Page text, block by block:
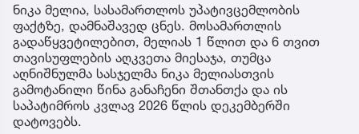
ნიკა მელია, სასამართლოს უპატივცემლობის
ფაქტზე, დამნაშავედ ცნეს. მოსამართლის
გადაწყვეტილებით, მელიას 1 წლით და 6 თვით
თავისუფლების აღკვეთა მიესაჯა, თუმცა
აღნიშნულმა სასჯელმა ნიკა მელიასთვის
გამოტანილი წინა განაჩენი შთანთქა და ის
საპატიმროს კვლავ 2026 წლის დეკემბერში
დატოვებს.